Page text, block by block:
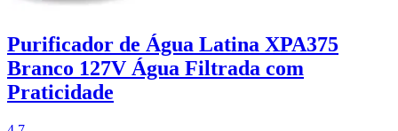
Purificador de Água Latina XPA375
Branco 127V Água Filtrada com
Praticidade